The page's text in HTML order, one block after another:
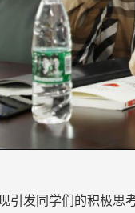
引发同学们的积极思